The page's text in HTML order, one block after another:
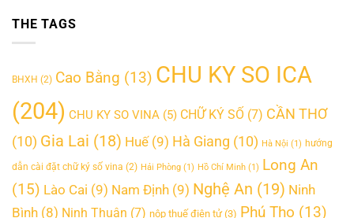
THE TAGS
BHXH (2) Cao Bằng (13) CHU KY SO ICA
(204) CHU KY SO VINA (5) CHỮ KÝ SỐ (7) CẦN THƠ
(10) Gia Lai (18) Huế(9) Hà Giang (10) Hà Nội (1) hướng
dẫn cài đặt chữ ký số vina (2) Hải Phòng (1) Hồ Chí Minh (1) Long An
(15) Lào Cai (9) Nam Định (9) Nghệ An (19) Ninh
Bình (8) Ninh Thuận (7) nộp thuế điện tử(3) Phú Thọ (13)